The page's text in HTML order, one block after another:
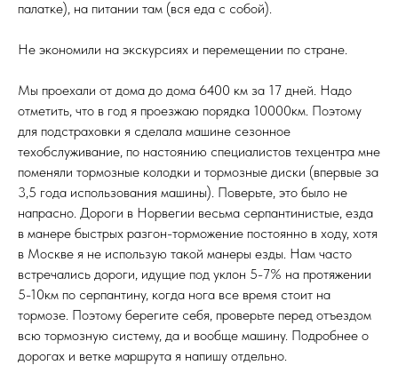
палатке), на питании там (вся еда с собой).
Не экономили на экскурсиях и перемещении по стране.
Мы проехали от дома до дома 6400 км за 17 дней. Надо
отметить, что в год я проезжаю порядка 10000км. Поэтому
для подстраховки я сделала машине сезонное
техобслуживание, по настоянию специалистов техцентра мне
поменяли тормозные колодки и тормозные диски (впервые за
3,5 года использования машины). Поверьте, это было не
напрасно. Дороги в Норвегии весьма серпантинистые, езда
в манере быстрых разгон-торможение постоянно в ходу, хотя
в Москве я не использую такой манеры езды. Нам часто
встречались дороги, идущие под уклон 5-7% на протяжении
5-10км по серпантину, когда нога все время стоит на
тормозе. Поэтому берегите себя, проверьте перед отъездом
всю тормозную систему, да и вообще машину. Подробнее о
дорогах и ветке маршрута я напишу отдельно.